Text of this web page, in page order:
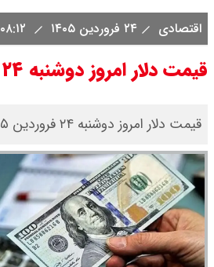
اقتصادی ۲۴ فروردین ۱۴۰۵
قیمت دلار امروز دوشنبه ۲۴ فروردین ۱۴۰۵
قیمت دلار امروز دوشنبه ۲۴ فروردین ۱۴۰۵ اعلام شد.